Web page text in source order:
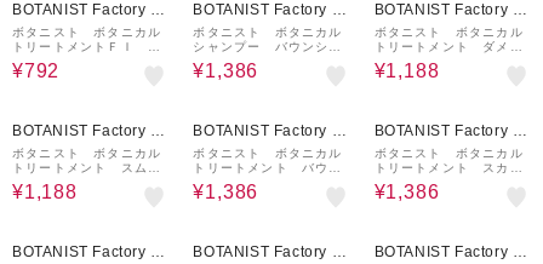
BOTANIST Factory / a
nd Habit
ボタニスト ボタニカル
トリートメントＦＩ ダ
メージケア（10周年限定
詰替10％増量タイプ）
¥792
BOTANIST Factory / a
nd Habit
ボタニスト ボタニカル
シャンプー バウンシー
ボリューム 460mL
¥1,386
BOTANIST Factory / a
nd Habit
ボタニスト ボタニカル
トリートメント ダメー
ジケア (詰替) 400g
¥1,188
BOTANIST Factory / a
nd Habit
ボタニスト ボタニカル
トリートメント スムー
ス (詰替) 400g
¥1,188
BOTANIST Factory / a
nd Habit
ボタニスト ボタニカル
トリートメント バウン
シーボリューム 460g
¥1,386
BOTANIST Factory / a
nd Habit
ボタニスト ボタニカル
トリートメント スカル
プクレンズ 460g
¥1,386
BOTANIST Factory / a
BOTANIST Factory / a
BOTANIST Factory / a